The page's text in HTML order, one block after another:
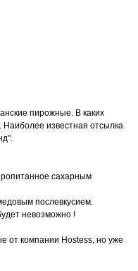
пирожные. В каких
Наиболее известная отсылка
сахарным
послевкусием.
невозможно !
от компании Hostess, но уже